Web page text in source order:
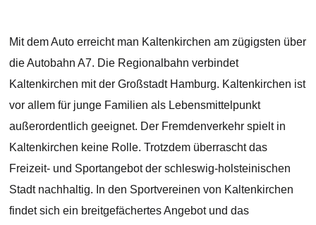
Mit dem Auto erreicht man Kaltenkirchen am zügigsten über
die Autobahn A7. Die Regionalbahn verbindet
Kaltenkirchen mit der Großstadt Hamburg. Kaltenkirchen ist
vor allem für junge Familien als Lebensmittelpunkt
außerordentlich geeignet. Der Fremdenverkehr spielt in
Kaltenkirchen keine Rolle. Trotzdem überrascht das
Freizeit- und Sportangebot der schleswig-holsteinischen
Stadt nachhaltig. In den Sportvereinen von Kaltenkirchen
findet sich ein breitgefächertes Angebot und das